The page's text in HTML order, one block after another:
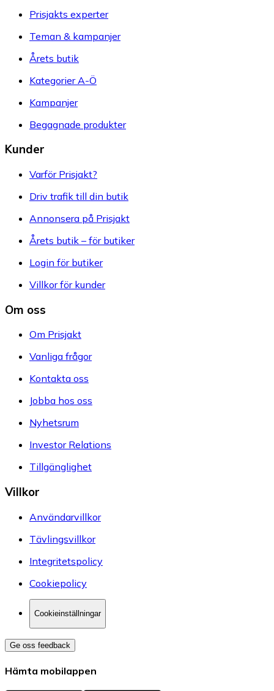
Prisjakts experter
Teman & kampanjer
Årets butik
Kategorier A-Ö
Kampanjer
Begagnade produkter
Kunder
Varför Prisjakt?
Driv trafik till din butik
Annonsera på Prisjakt
Årets butik – för butiker
Login för butiker
Villkor för kunder
Om oss
Om Prisjakt
Vanliga frågor
Kontakta oss
Jobba hos oss
Nyhetsrum
Investor Relations
Tillgänglighet
Villkor
Användarvillkor
Tävlingsvillkor
Integritetspolicy
Cookiepolicy
Cookieinställningar
Ge oss feedback
Hämta mobilappen